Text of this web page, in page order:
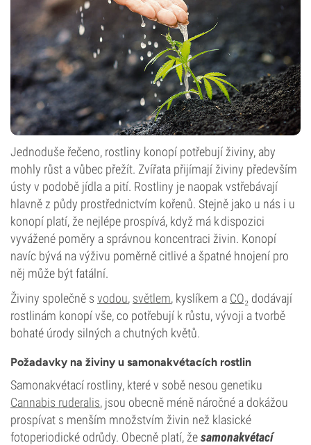
Jednoduše řečeno, rostliny konopí potřebují živiny, aby
mohly růst a vůbec přežít. Zvířata přijímají živiny především
ústy v podobě jídla a pití. Rostliny je naopak vstřebávají
hlavně z půdy prostřednictvím kořenů. Stejně jako u nás i u
konopí platí, že nejlépe prospívá, když má k dispozici
vyvážené poměry a správnou koncentraci živin. Konopí
navíc bývá na výživu poměrně citlivé a špatné hnojení pro
něj může být fatální.
Živiny společně s vodou, světlem, kyslíkem a CO₂ dodávají
rostlinám konopí vše, co potřebují k růstu, vývoji a tvorbě
bohaté úrody silných a chutných květů.
Požadavky na živiny u samonakvétacích rostlin
Samonakvétací rostliny, které v sobě nesou genetiku
Cannabis ruderalis, jsou obecně méně náročné a dokážou
prospívat s menším množstvím živin než klasické
fotoperiodické odrůdy. Obecně platí, žesamonakvétací